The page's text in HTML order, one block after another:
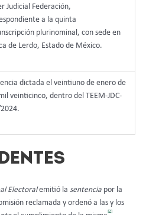
Judicial Federación,
a la quinta
plurinominal, con sede en
de Lerdo, Estado de México.
dictada el veintiuno de enero de
veinticinco, dentro del TEEM-JDC-
Electoralemitió la sentencia por la
reclamada y ordenó a las y los
[2]